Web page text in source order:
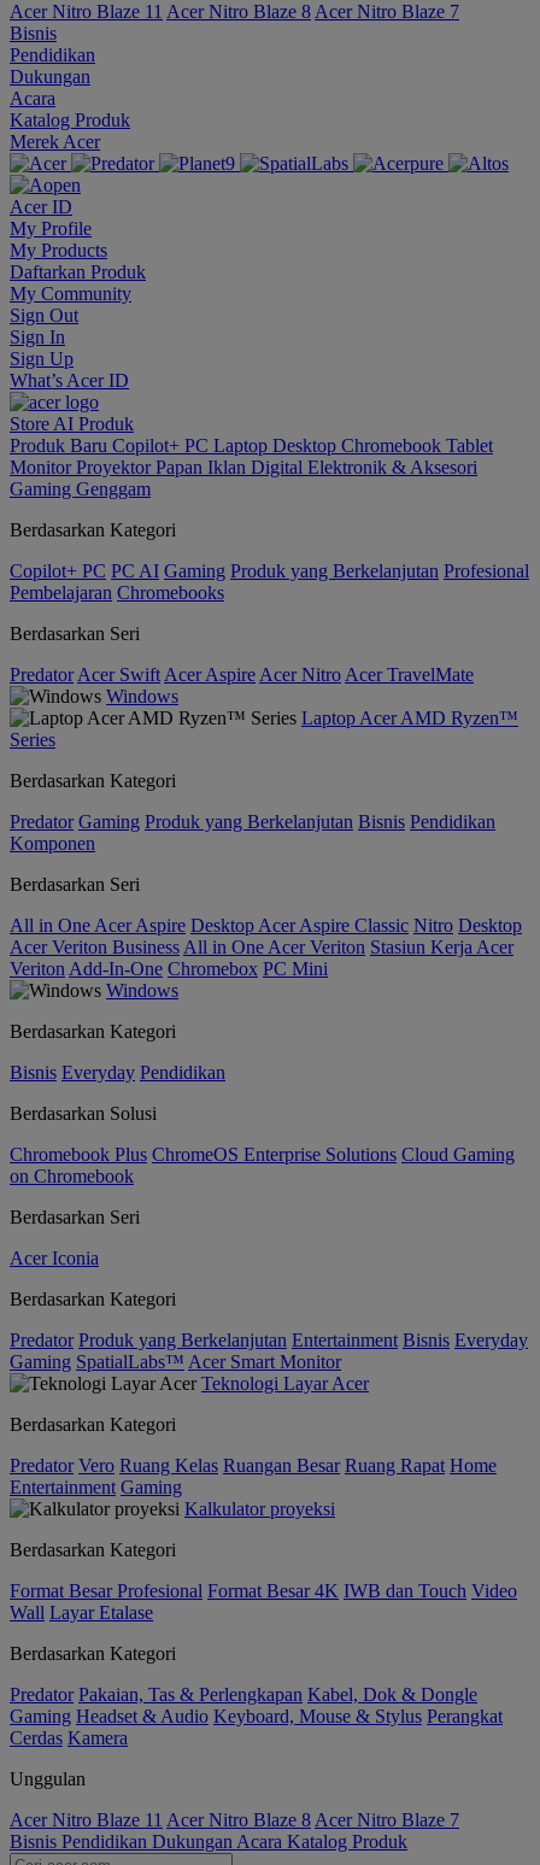
Acer Nitro Blaze 11 Acer Nitro Blaze 8 Acer Nitro Blaze 7
Bisnis
Pendidikan
Dukungan
Acara
Katalog Produk
Merek Acer
Acer ID
My Profile
My Products
Daftarkan Produk
My Community
Sign Out
Sign In
Sign Up
What’s Acer ID
Store AI Produk
Produk Baru Copilot+ PC Laptop Desktop Chromebook Tablet
MonitorProyektorPapan Iklan Digital Elektronik & Aksesori
Gaming Genggam
Berdasarkan Kategori
Copilot+ PC PC AI Gaming Produk yang Berkelanjutan Profesional
Pembelajaran Chromebooks
Berdasarkan Seri
Predator Acer Swift Acer Aspire Acer Nitro Acer TravelMate
Windows
Laptop Acer AMD Ryzen™
Series
Berdasarkan Kategori
Predator Gaming Produk yang Berkelanjutan Bisnis Pendidikan
Komponen
Berdasarkan Seri
All in One Acer Aspire Desktop Acer Aspire Classic Nitro Desktop
Acer Veriton Business All in One Acer Veriton Stasiun Kerja Acer
Veriton Add-In-One Chromebox PC Mini
Windows
Berdasarkan Kategori
Bisnis Everyday Pendidikan
Berdasarkan Solusi
Chromebook Plus ChromeOS Enterprise Solutions Cloud Gaming
on Chromebook
Berdasarkan Seri
Acer Iconia
Berdasarkan Kategori
Predator Produk yang Berkelanjutan Entertainment Bisnis Everyday
Gaming SpatialLabs™ Acer Smart Monitor
Teknologi Layar Acer
Berdasarkan Kategori
Predator Vero Ruang Kelas Ruangan Besar Ruang Rapat Home
Entertainment Gaming
Kalkulator proyeksi
Berdasarkan Kategori
Format Besar Profesional Format Besar 4K IWB dan Touch Video
Wall Layar Etalase
Berdasarkan Kategori
Predator Pakaian, Tas & Perlengkapan Kabel, Dok & Dongle
Gaming Headset & Audio Keyboard, Mouse & Stylus Perangkat
Cerdas Kamera
Unggulan
Acer Nitro Blaze 11 Acer Nitro Blaze 8 Acer Nitro Blaze 7
Bisnis Pendidikan Dukungan Acara Katalog Produk